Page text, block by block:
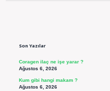
Son Yazılar
Coragen ilaç ne işe yarar ?
Ağustos 6, 2026
Kum gibi hangi makam ?
Ağustos 6, 2026